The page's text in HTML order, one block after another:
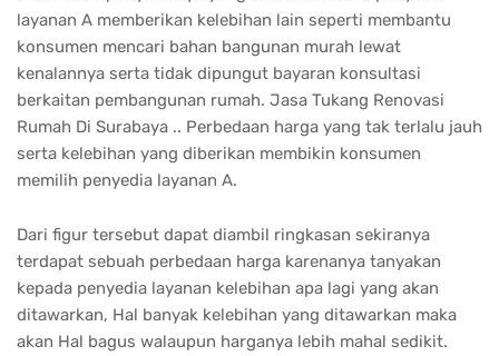
layanan A memberikan kelebihan lain seperti membantu
konsumen mencari bahan bangunan murah lewat
kenalannya serta tidak dipungut bayaran konsultasi
berkaitan pembangunan rumah. Jasa Tukang Renovasi
Rumah Di Surabaya .. Perbedaan harga yang tak terlalu jauh
serta kelebihan yang diberikan membikin konsumen
memilih penyedia layanan A.
Dari figur tersebut dapat diambil ringkasan sekiranya
terdapat sebuah perbedaan harga karenanya tanyakan
kepada penyedia layanan kelebihan apa lagi yang akan
ditawarkan, Hal banyak kelebihan yang ditawarkan maka
akan Hal bagus walaupun harganya lebih mahal sedikit.